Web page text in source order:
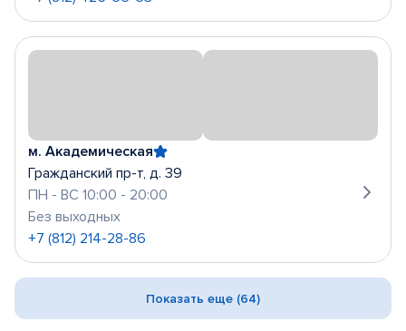
м. Академическая
Гражданский пр-т, д. 39
ПН - ВС 10:00 - 20:00
Без выходных
+7 (812) 214-28-86
Показать еще (64)